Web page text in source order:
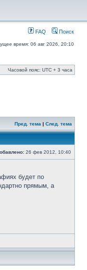
FAQ Поиск
время: 06 авг 2026, 20:10
Часовой пояс: UTC + 3 часа
Пред. тема | След. тема
26 фев 2012, 10:40
будет по
прямым, а